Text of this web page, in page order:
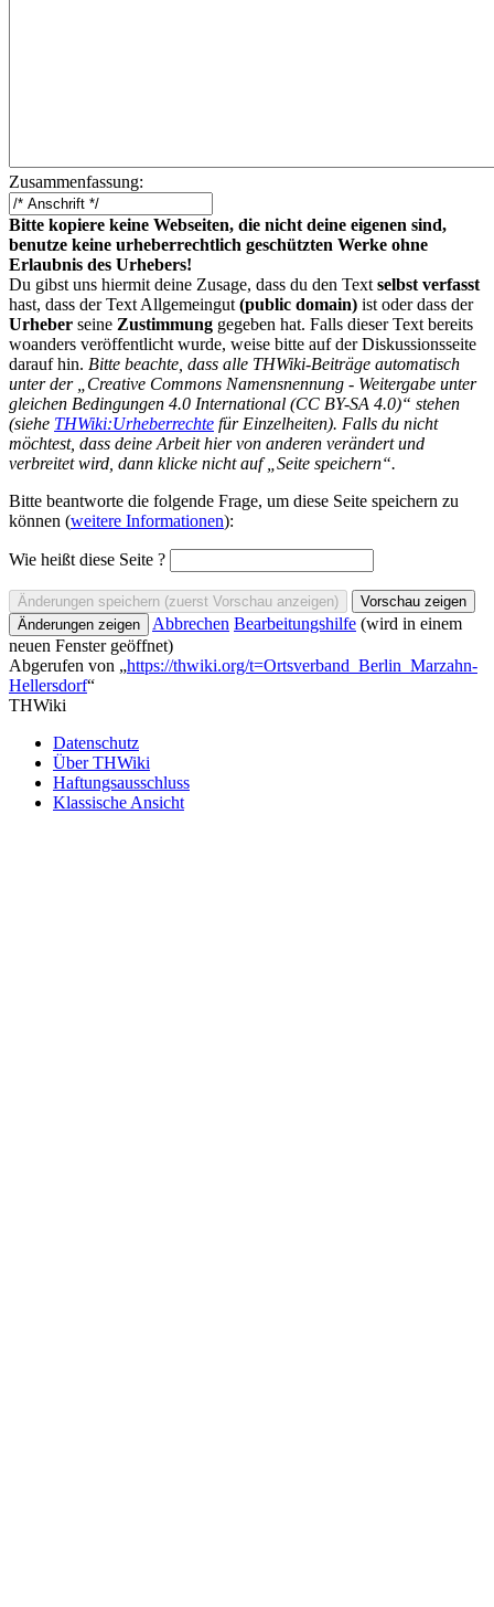
Zusammenfassung:
Bitte kopiere keine Webseiten, die nicht deine eigenen sind,
benutze keine urheberrechtlich geschützten Werke ohne
Erlaubnis des Urhebers!
Du gibst uns hiermit deine Zusage, dass du den Text selbst verfasst
hast, dass der Text Allgemeingut (public domain) ist oder dass der
Urheber seine Zustimmung gegeben hat. Falls dieser Text bereits
woanders veröffentlicht wurde, weise bitte auf der Diskussionsseite
darauf hin. Bitte beachte, dass alle THWiki-Beiträge automatisch
unter der „Creative Commons Namensnennung - Weitergabe unter
gleichen Bedingungen 4.0 International (CC BY-SA 4.0)“ stehen
(siehe THWiki:Urheberrechte für Einzelheiten). Falls du nicht
möchtest, dass deine Arbeit hier von anderen verändert und
verbreitet wird, dann klicke nicht auf „Seite speichern“.
Bitte beantworte die folgende Frage, um diese Seite speichern zu
können (weitere Informationen):
Wie heißt diese Seite ?
Abbrechen Bearbeitungshilfe (wird in einem
neuen Fenster geöffnet)
Abgerufen von „https://thwiki.org/t=Ortsverband_Berlin_Marzahn-
Hellersdorf“
THWiki
Datenschutz
Über THWiki
Haftungsausschluss
Klassische Ansicht